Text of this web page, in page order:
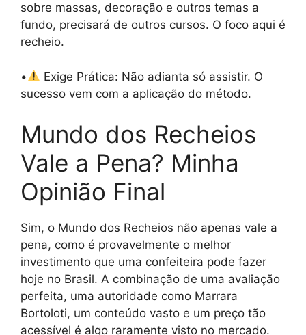
sobre massas, decoração e outros temas a
fundo, precisará de outros cursos. O foco aqui é
recheio.
•
Exige Prática: Não adianta só assistir. O
sucesso vem com a aplicação do método.
Mundo dos Recheios
Vale a Pena? Minha
Opinião Final
Sim, o Mundo dos Recheios não apenas vale a
pena, como é provavelmente o melhor
investimento que uma confeiteira pode fazer
hoje no Brasil. A combinação de uma avaliação
perfeita, uma autoridade como Marrara
Bortoloti, um conteúdo vasto e um preço tão
acessível é algo raramente visto no mercado.